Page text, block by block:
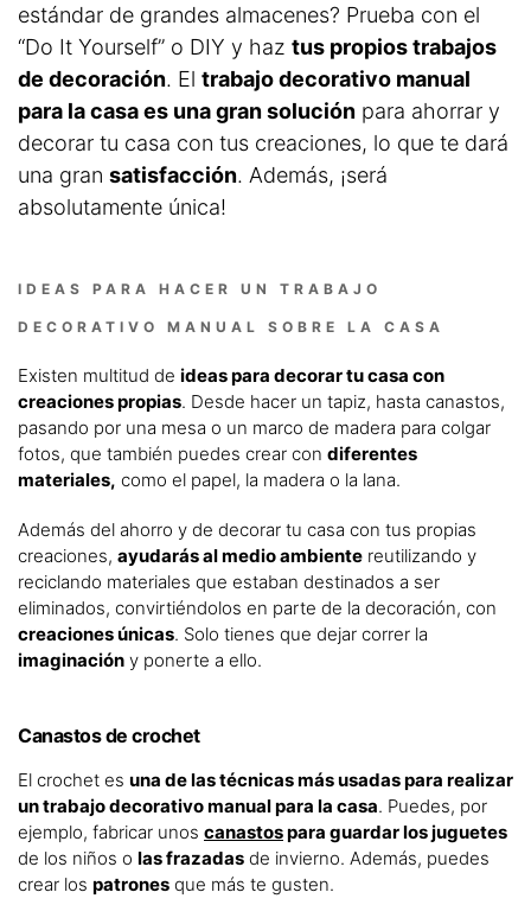
estándar de grandes almacenes? Prueba con el
“Do It Yourself” o DIY y haz tus propios trabajos
de decoración. El trabajo decorativo manual
para la casa es una gran solución para ahorrar y
decorar tu casa con tus creaciones, lo que te dará
una gran satisfacción. Además, ¡será
absolutamente única!
IDEAS PARA HACER UN TRABAJO
DECORATIVO MANUAL SOBRE LA CASA
Existen multitud de ideas para decorar tu casa con
creaciones propias. Desde hacer un tapiz, hasta canastos,
pasando por una mesa o un marco de madera para colgar
fotos, que también puedes crear con diferentes
materiales, como el papel, la madera o la lana.
Además del ahorro y de decorar tu casa con tus propias
creaciones, ayudarás al medio ambiente reutilizando y
reciclando materiales que estaban destinados a ser
eliminados, convirtiéndolos en parte de la decoración, con
creaciones únicas. Solo tienes que dejar correr la
imaginación y ponerte a ello.
Canastos de crochet
El crochet es una de las técnicas más usadas para realizar
un trabajo decorativo manual para la casa. Puedes, por
ejemplo, fabricar unos canastospara guardar los juguetes
de los niños o las frazadas de invierno. Además, puedes
crear los patrones que más te gusten.